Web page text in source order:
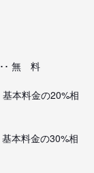
･･ 無 料
基本料金の20%相
基本料金の30%相